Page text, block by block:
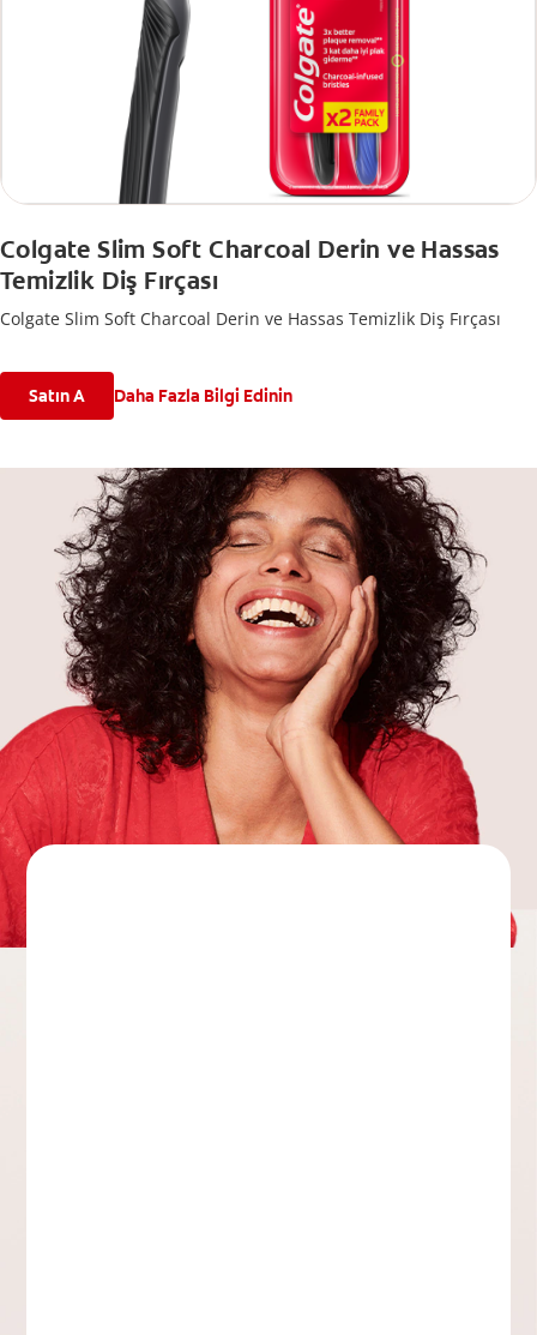
Colgate Slim Soft Charcoal Derin ve Hassas
Temizlik Diş Fırçası
Colgate Slim Soft Charcoal Derin ve Hassas Temizlik Diş Fırçası
Satın A Daha Fazla Bilgi Edinin